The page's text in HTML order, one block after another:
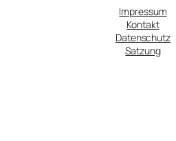
Impressum
Kontakt
Datenschutz
Satzung